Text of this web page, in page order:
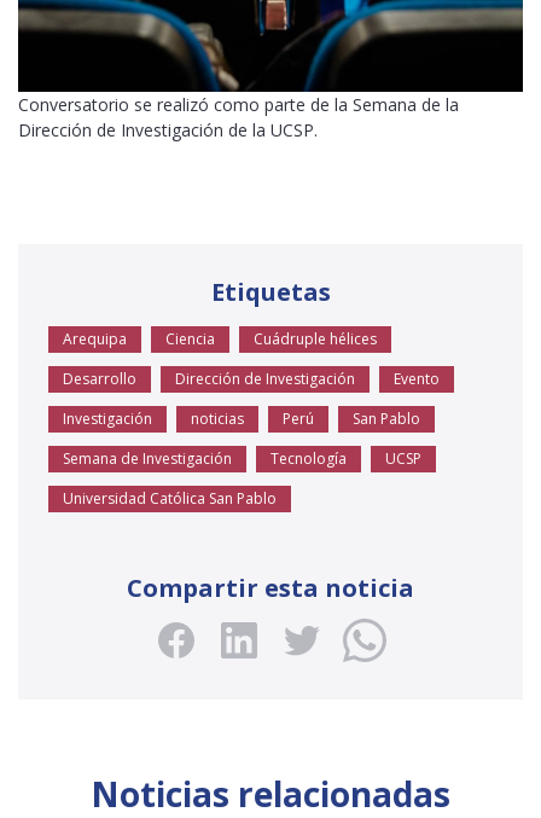
Conversatorio se realizó como parte de la Semana de la
Dirección de Investigación de la UCSP.
Etiquetas
Arequipa Ciencia
Cuádruple hélices
Desarrollo
Dirección de Investigación
Evento
Investigación
noticias Perú
San Pablo
Semana de Investigación
Tecnología
UCSP
Universidad Católica San Pablo
Compartir esta noticia
Noticias relacionadas